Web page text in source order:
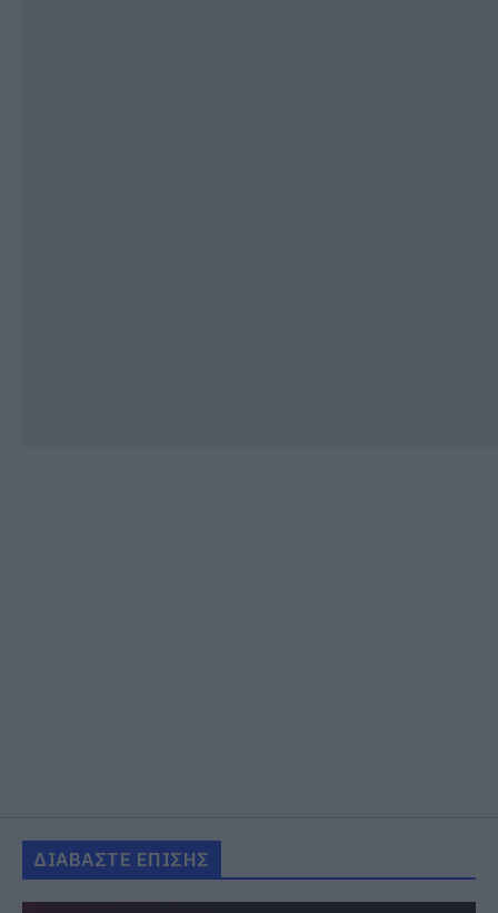
ΔΙΑΒΑΣΤΕ ΕΠΙΣΗΣ